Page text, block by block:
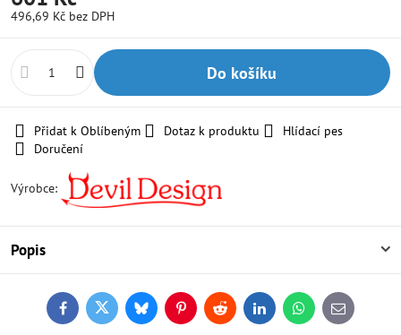
496,69 Kč bez DPH
Do košíku
Přidat k Oblíbeným Dotaz k produktu
Hlídací pes
Doručení
Výrobce:
Popis
FacebookTwitterBlueskyPinterestReddit LinkedInWhatsApp
E-
mail